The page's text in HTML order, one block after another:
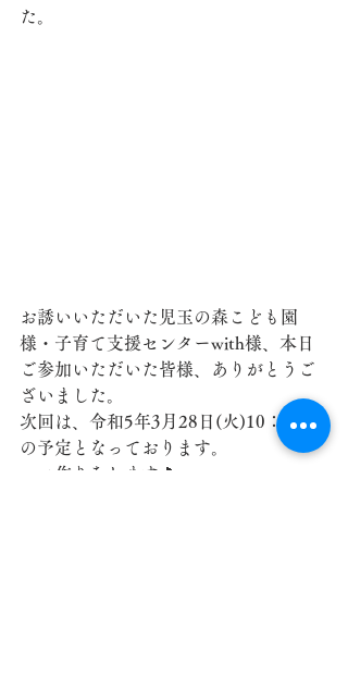
た。
お誘いいただいた児玉の森こども園
様・子育て支援センターwith様、本日
ご参加いただいた皆様、ありがとうご
ざいました。
次回は、令和5年3月28日(火)10：15～
の予定となっております。
コマ作りをします🎵